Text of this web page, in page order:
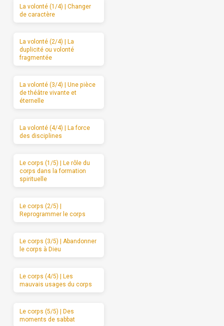
La volonté (1/4) | Changer
de caractère
La volonté (2/4) | La
duplicité ou volonté
fragmentée
La volonté (3/4) | Une pièce
de théâtre vivante et
éternelle
La volonté (4/4) | La force
des disciplines
Le corps (1/5) | Le rôle du
corps dans la formation
spirituelle
Le corps (2/5) |
Reprogrammer le corps
Le corps (3/5) | Abandonner
le corps à Dieu
Le corps (4/5) | Les
mauvais usages du corps
Le corps (5/5) | Des
moments de sabbat